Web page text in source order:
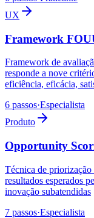
UX
Framework
Framework de
responde a nove
eficiência, eficácia,
6 passos·Especialista
Produto
Opportunity
Técnica de priorização
resultados esperados
inovação subatendidas
7 passos·Especialista